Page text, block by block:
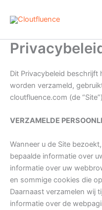
naar
inhoud
Dit Privacybeleid
worden verzameld,
cloutfluence.com (de
VERZAMELDE
Wanneer u de Site
bepaalde informatie over
informatie over uw
en sommige cookies die
Daarnaast verzamelen wij
informatie over de